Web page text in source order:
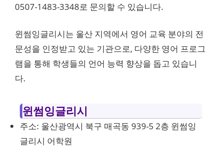
0507-1483-3348로 문의할 수 있습니다.
윈썸잉글리시는 울산 지역에서 영어 교육 분야의 전
문성을 인정받고 있는 기관으로, 다양한 영어 프로그
램을 통해 학생들의 언어 능력 향상을 돕고 있습니
다.
윈썸잉글리시
주소: 울산광역시 북구 매곡동 939-5 2층 윈썸잉
글리시 어학원